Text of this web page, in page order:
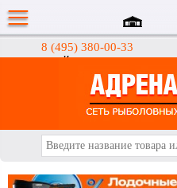
8 (495) 380-00-33
Интернет-магазин